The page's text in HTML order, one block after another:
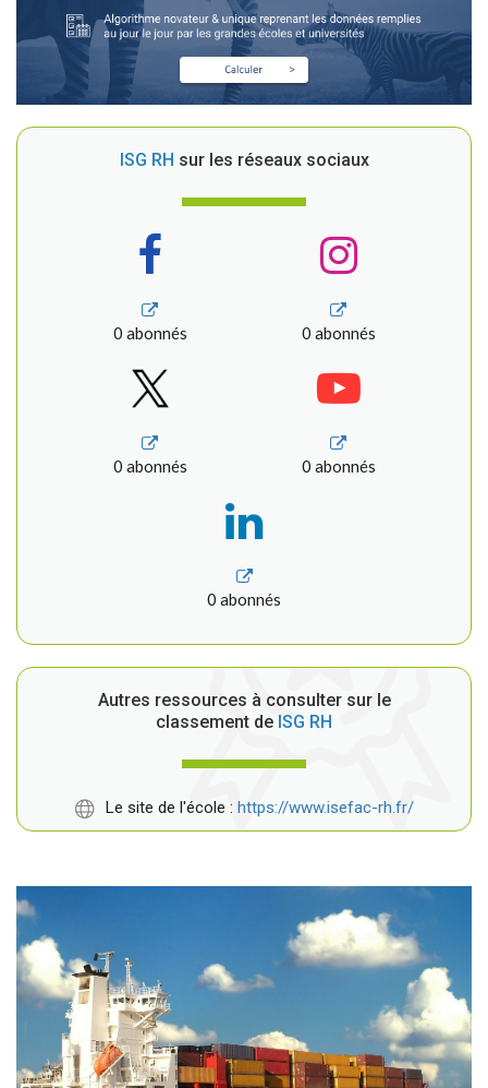
ISG RH sur les réseaux sociaux
0 abonnés 0 abonnés
0 abonnés 0 abonnés
0 abonnés
Autres ressources à consulter sur le
classement de ISG RH
Le site de l'école : https://www.isefac-rh.fr/